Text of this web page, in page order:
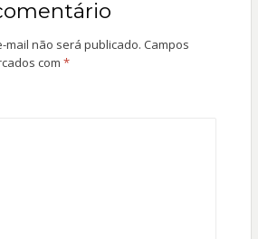
mail não será publicado. Campos
com *